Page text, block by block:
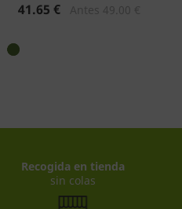
41.65 €
Recogida en tienda
sin colas